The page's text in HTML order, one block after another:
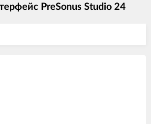
PreSonus Studio 24